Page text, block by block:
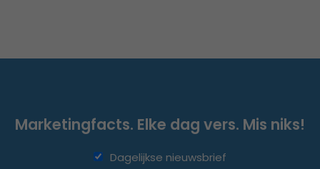
Marketingfacts. Elke dag vers. Mis niks!
Dagelijkse nieuwsbrief